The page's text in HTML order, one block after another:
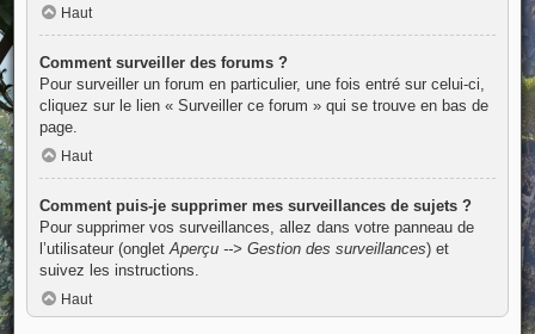
Haut
Comment surveiller des forums ?
Pour surveiller un forum en particulier, une fois entré sur celui-ci,
cliquez sur le lien « Surveiller ce forum » qui se trouve en bas de
page.
Haut
Comment puis-je supprimer mes surveillances de sujets ?
Pour supprimer vos surveillances, allez dans votre panneau de
l’utilisateur (onglet Aperçu --> Gestion des surveillances) et
suivez les instructions.
Haut